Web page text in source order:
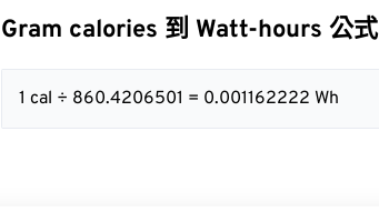
Gram calories 到 Watt-hours 公式
1 cal ÷ 860.4206501 = 0.001162222 Wh